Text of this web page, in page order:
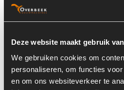
Deze website maakt gebruik
We gebruiken cookies om
personaliseren, om functies
en om ons websiteverkeer te
Onderdeel Type:
Informatie
Bouwjaar: